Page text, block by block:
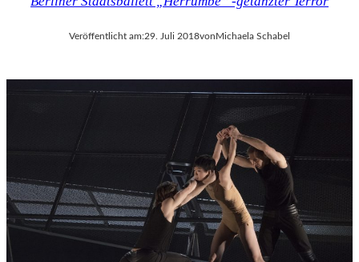
Veröffentlicht am:29. Juli 2018von Michaela Schabel